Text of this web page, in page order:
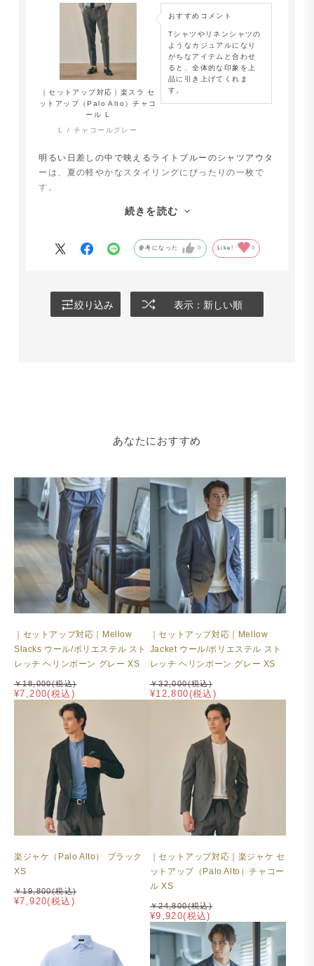
｜セットアップ対応｜楽スラ セ
ットアップ（Palo Alto）チャコ
ール L
L
チャコールグレー
おすすめコメント
Tシャツやリネンシャツの
ようなカジュアルになり
がちなアイテムと合わせ
ると、全体的な印象を上
品に引き上げてくれま
す。
明るい日差しの中で映えるライトブルーのシャツアウタ
ーは、夏の軽やかなスタイリングにぴったりの一枚で
す。
も上品さを感じさせる、大人のリラックススタイルが完
続きを読む
参考になった 0 Like! 0
絞り込み 表示：新しい順
あなたにおすすめ
｜セットアップ対応｜Mellow
Slacks ウール/ポリエステル スト
レッチ ヘリンボーン グレー XS
¥7,200(税込)
￥18,000(税込)
｜セットアップ対応｜Mellow
Jacket ウール/ポリエステル スト
レッチ ヘリンボーン グレー XS
¥12,800(税込)
￥32,000(税込)
楽ジャケ（Palo Alto） ブラック
XS
¥7,920(税込)
￥19,800(税込)
｜セットアップ対応｜楽ジャケ セ
ットアップ（Palo Alto）チャコー
ル XS
¥9,920(税込)
￥24,800(税込)